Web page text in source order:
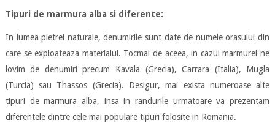
Tipuri de marmura alba si diferente:
In lumea pietrei naturale, denumirile sunt date de numele orasului din
care se exploateaza materialul. Tocmai de aceea, in cazul marmurei ne
lovim de denumiri precum Kavala (Grecia), Carrara (Italia), Mugla
(Turcia) sau Thassos (Grecia). Desigur, mai exista numeroase alte
tipuri de marmura alba, insa in randurile urmatoare va prezentam
diferentele dintre cele mai populare tipuri folosite in Romania.